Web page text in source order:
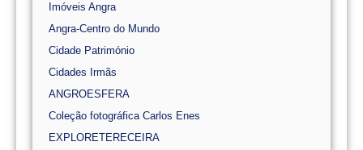
Imóveis Angra
Angra-Centro do Mundo
Cidade Património
Cidades Irmãs
ANGROESFERA
Coleção fotográfica Carlos Enes
EXPLORETERECEIRA